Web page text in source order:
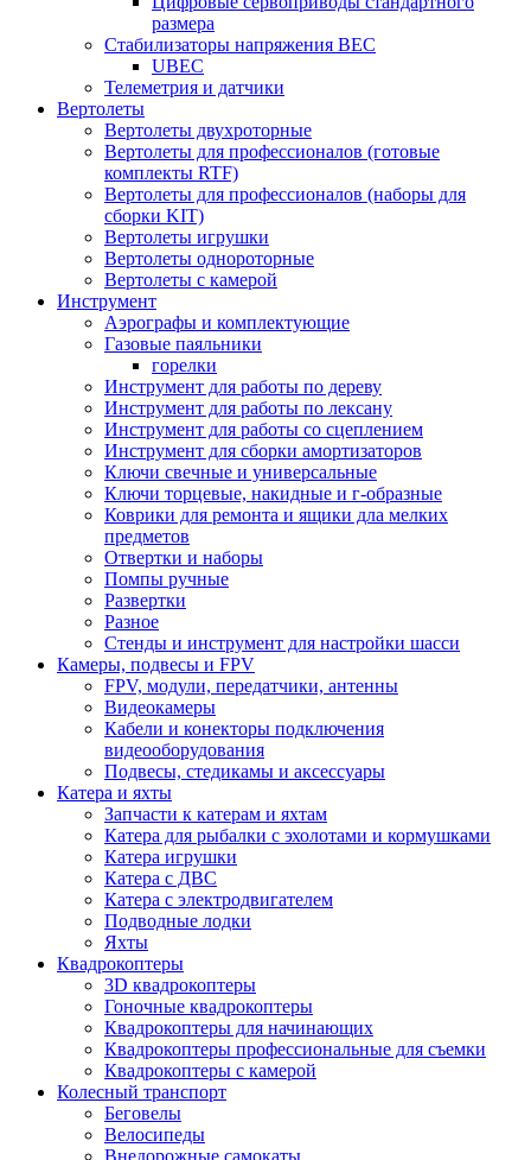
размера
Стабилизаторы напряжения BEC
UBEC
Телеметрия и датчики
Вертолеты
Вертолеты двухроторные
Вертолеты для профессионалов (готовые
комплекты RTF)
Вертолеты для профессионалов (наборы для
сборки KIT)
Вертолеты игрушки
Вертолеты однороторные
Вертолеты с камерой
Инструмент
Аэрографы и комплектующие
Газовые паяльники
горелки
Инструмент для работы по дереву
Инструмент для работы по лексану
Инструмент для работы со сцеплением
Инструмент для сборки амортизаторов
Ключи свечные и универсальные
Ключи торцевые, накидные и г-образные
Коврики для ремонта и ящики дла мелких
предметов
Отвертки и наборы
Помпы ручные
Развертки
Разное
Стенды и инструмент для настройки шасси
Камеры, подвесы и FPV
FPV, модули, передатчики, антенны
Видеокамеры
Кабели и конекторы подключения
видеооборудования
Подвесы, стедикамы и аксессуары
Катера и яхты
Запчасти к катерам и яхтам
Катера для рыбалки с эхолотами и кормушками
Катера игрушки
Катера с ДВС
Катера с электродвигателем
Подводные лодки
Яхты
Квадрокоптеры
3D квадрокоптеры
Гоночные квадрокоптеры
Квадрокоптеры для начинающих
Квадрокоптеры профессиональные для съемки
Квадрокоптеры с камерой
Колесный транспорт
Беговелы
Велосипеды
Внедорожные самокаты